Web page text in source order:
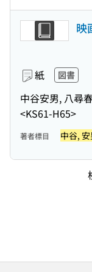
映
紙 図書
中谷安男, 八尋
<KS61-H65>
著者標目 中谷,